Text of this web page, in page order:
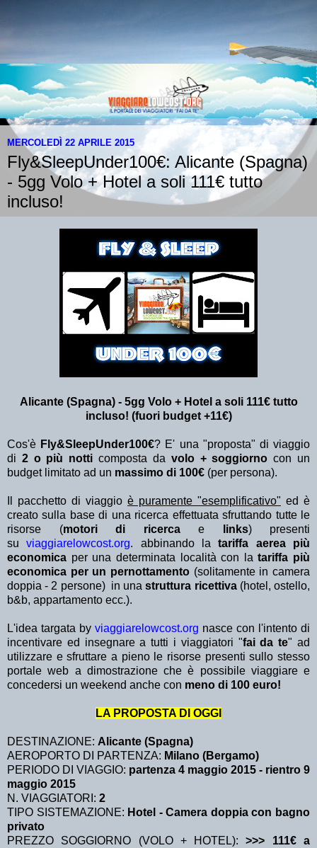
MERCOLEDÌ 22 APRILE 2015
Fly&SleepUnder100€: Alicante (Spagna)
- 5gg Volo + Hotel a soli 111€ tutto
incluso!
Alicante (Spagna) - 5gg Volo + Hotel a soli 111€ tutto
incluso! (fuori budget +11€)
Cos'è Fly&SleepUnder100€? E' una "proposta" di viaggio
di 2 o più notticomposta da volo + soggiorno con un
budget limitato ad un massimo di 100€ (per persona).
Il pacchetto di viaggio è puramente "esemplificativo" ed è
creato sulla base di una ricerca effettuata sfruttando tutte le
risorse (motori di ricerca e links) presenti
suviaggiarelowcost.org. abbinando la tariffa aerea più
economica per una determinata località con latariffa più
economica per un pernottamento (solitamente in camera
doppia - 2 persone) in unastruttura ricettiva(hotel, ostello,
b&b, appartamento ecc.).
L'idea targata by viaggiarelowcost.org nasce con l'intento di
incentivare ed insegnare a tutti i viaggiatori "fai da te" ad
utilizzare e sfruttare a pieno le risorse presenti sullo stesso
portale web a dimostrazione che è possibile viaggiare e
concedersi un weekend anche con meno di 100 euro!
LA PROPOSTA DI OGGI
DESTINAZIONE: Alicante (Spagna)
AEROPORTO DI PARTENZA: Milano (Bergamo)
PERIODO DI VIAGGIO: partenza 4 maggio 2015 - rientro 9
maggio 2015
N. VIAGGIATORI: 2
TIPO SISTEMAZIONE: Hotel - Camera doppia con bagno
privato
PREZZO SOGGIORNO (VOLO + HOTEL):>>> 111€ a